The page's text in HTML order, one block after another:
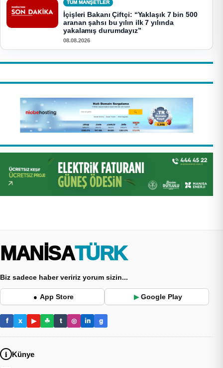
TÜM MANŞETLER
İçişleri Bakanı Çiftçi: “Yaklaşık 7 bin 500
aranan şahsı bu yılın ilk 7 yılında
yakalamış durumdayız”
08.08.2026
MANİSA TÜRK
Biz sadece haber veririz yorum sizin...
● App Store ▶ Google Play
f x ▶ ☘ t ◎ in g
Künye